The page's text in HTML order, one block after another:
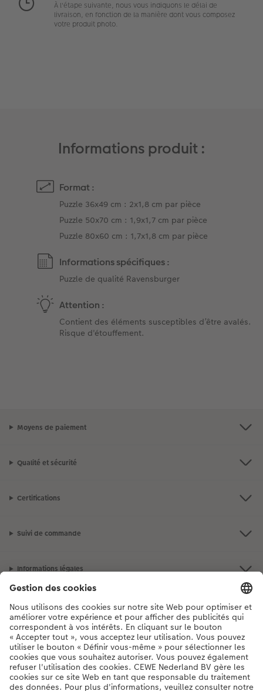
Formats photo
À l'étape suivante, nous vous indiquons le délai de
livraison, en fonction de la manière dont vous composez
votre produit photo.
Informations produit :
Format :
Puzzle 36x49 cm : 2x1,8 cm par pièce
Puzzle 50x70 cm : 1,9x1,7 cm par pièce
Puzzle 80x60 cm : 1,7x1,8 cm par pièce
Informations spécifiques :
Puzzle de qualité Ravensburger
Attention :
Contient des éléments susceptibles d’être avalés.
Risque d'étouffement.
Moyens de paiement
Qualité et sécurité
Certifications
Suivi de commande
Informations légales
Assortiment
**Besoin d'aide ou d'un conseil pour créer votre produit ?03 303 71 59
[Lu-Ve : 9:00 - 20:00h | Sa : 9.00 - 17:00h | Di : 12.00 - 16:00h]
FR|NL